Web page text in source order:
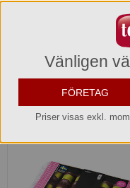
Lager: 148 del av förp.
Säsongsvara jul
Köp »
Vänligen
FÖRETAG
Priser visas exkl.